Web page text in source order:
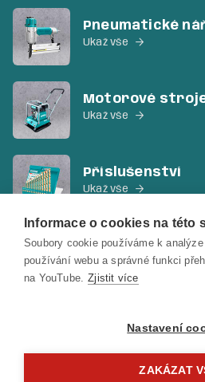
Pneumatické
Ukaž vše 
Motorové
Ukaž vše 
Příslušenství
Ukaž vše 
Ruční nářadí a
Ukaž vše 
Informace o cookies na této
Soubory cookie používáme k
používání webu a správné funkci
na YouTube. Zjistit více
Nastavení
ZAKÁZAT